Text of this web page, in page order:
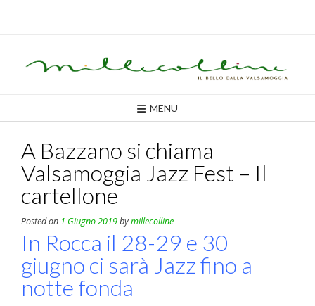
MENU
A Bazzano si chiama
Valsamoggia Jazz Fest – Il
cartellone
Posted on 1 Giugno 2019bymillecolline
In Rocca il 28-29 e 30
giugno ci sarà Jazz fino a
notte fonda